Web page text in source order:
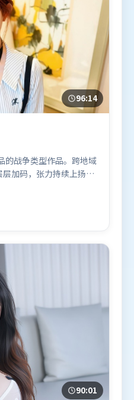
96:14
的战争类型作品。跨地域
加码，张力持续上扬。
，增强沉浸感。由林超
子怡、提莫西·查拉米
（美国）在部分地区首
90:01